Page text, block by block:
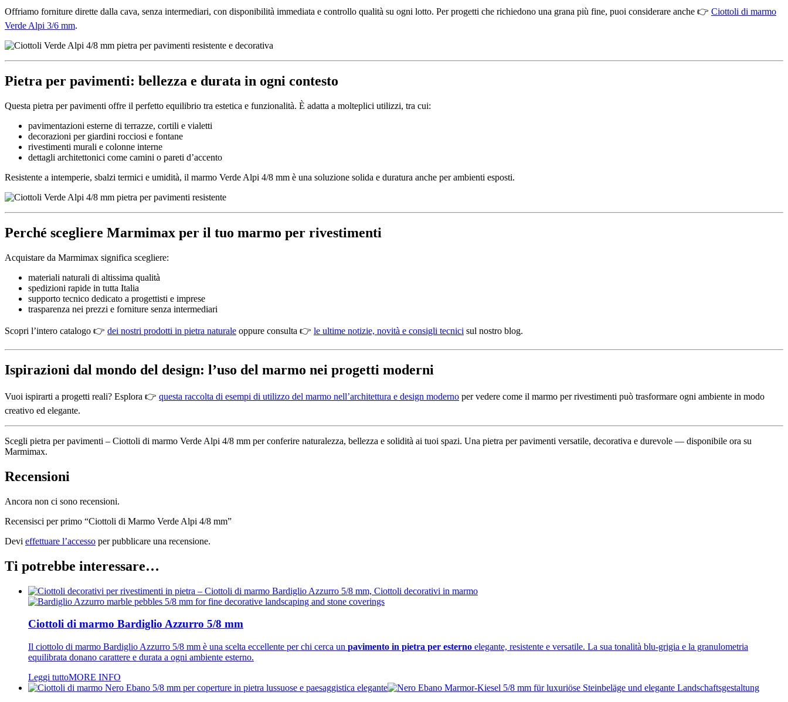
Offriamo forniture dirette dalla cava, senza intermediari, con disponibilità immediata e controllo qualità su ogni lotto. Per progetti che richiedono una grana più fine, puoi considerare anche 👉 Ciottoli di marmo
Verde Alpi 3/6 mm.
Pietra per pavimenti: bellezza e durata in ogni contesto
Questa pietra per pavimenti offre il perfetto equilibrio tra estetica e funzionalità. È adatta a molteplici utilizzi, tra cui:
pavimentazioni esterne di terrazze, cortili e vialetti
decorazioni per giardini rocciosi e fontane
rivestimenti murali e colonne interne
dettagli architettonici come camini o pareti d’accento
Resistente a intemperie, sbalzi termici e umidità, il marmo Verde Alpi 4/8 mm è una soluzione solida e duratura anche per ambienti esposti.
Perché scegliere Marmimax per il tuo marmo per rivestimenti
Acquistare da Marmimax significa scegliere:
materiali naturali di altissima qualità
spedizioni rapide in tutta Italia
supporto tecnico dedicato a progettisti e imprese
trasparenza nei prezzi e forniture senza intermediari
Scopri l’intero catalogo 👉 dei nostri prodotti in pietra naturale oppure consulta 👉 le ultime notizie, novità e consigli tecnici sul nostro blog.
Ispirazioni dal mondo del design: l’uso del marmo nei progetti moderni
Vuoi ispirarti a progetti reali? Esplora 👉 questa raccolta di esempi di utilizzo del marmo nell’architettura e design moderno per vedere come il marmo per rivestimenti può trasformare ogni ambiente in modo
creativo ed elegante.
Scegli pietra per pavimenti – Ciottoli di marmo Verde Alpi 4/8 mm per conferire naturalezza, bellezza e solidità ai tuoi spazi. Una pietra per pavimenti versatile, decorativa e durevole — disponibile ora su
Marmimax.
Recensioni
Ancora non ci sono recensioni.
Recensisci per primo “Ciottoli di Marmo Verde Alpi 4/8 mm”
Devi effettuare l’accesso per pubblicare una recensione.
Ti potrebbe interessare…
Ciottoli di marmo Bardiglio Azzurro 5/8 mm
Il ciottolo di marmo Bardiglio Azzurro 5/8 mm è una scelta eccellente per chi cerca un pavimento in pietra per esterno elegante, resistente e versatile. La sua tonalità blu-grigia e la granulometria
equilibrata donano carattere e durata a ogni ambiente esterno.
Leggi tuttoMORE INFO